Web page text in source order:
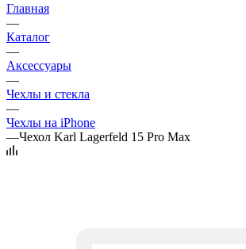
Главная
—
Каталог
—
Аксессуары
—
Чехлы и стекла
—
Чехлы на iPhone
—Чехол Karl Lagerfeld 15 Pro Max